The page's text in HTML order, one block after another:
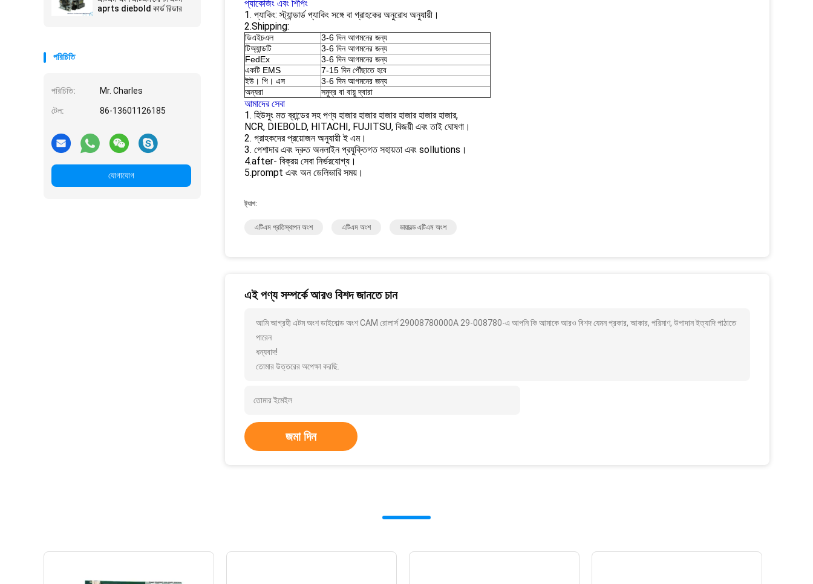
aprts diebold কার্ড রিডার
পরিচিতি
পরিচিতি: Mr. Charles
টেল: 86-13601126185
যোগাযোগ
প্যাকেজিং এবং শিপিং
1. প্যাকিং: স্ট্যান্ডার্ড প্যাকিং সঙ্গে বা গ্রাহকের অনুরোধ অনুযায়ী।
2.Shipping:
ডিএইচএল
3-6 দিন আগমনের জন্য
টিঅ্যান্ডটি
3-6 দিন আগমনের জন্য
FedEx
3-6 দিন আগমনের জন্য
একটি EMS
7-15 দিন পৌঁছাতে হবে
ইউ। পি। এস
3-6 দিন আগমনের জন্য
অন্যরা
সমুদ্র বা বায়ু দ্বারা
আমাদের সেবা
1. হিউসুং মত ব্রান্ডের সহ পণ্য হাজার হাজার হাজার হাজার হাজার হাজার,
NCR, DIEBOLD, HITACHI, FUJITSU, বিজয়ী এবং তাই ঘোষণা।
2. গ্রাহকদের প্রয়োজন অনুযায়ী ই এম।
3. পেশাদার এবং দ্রুত অনলাইন প্রযুক্তিগত সহায়তা এবং sollutions।
4.after- বিক্রয় সেবা নির্ভরযোগ্য।
5.prompt এবং অন ডেলিভারি সময়।
ট্যাগ:
এটিএম প্রতিস্থাপন অংশ এটিএম অংশ ডায়াবল্ড এটিএম অংশ
এই পণ্য সম্পর্কে আরও বিশদ জানতে চান
আমি আগ্রহী এটম অংশ ডাইবোল্ড অংশ CAM রোলার্স 29008780000A 29-008780-এ আপনি কি আমাকে আরও বিশদ যেমন প্রকার, আকার, পরিমাণ, উপাদান ইত্যাদি পাঠাতে
পারেন
ধন্যবাদ!
তোমার উত্তরের অপেক্ষা করছি.
জমা দিন